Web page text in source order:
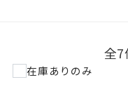
全
在庫ありのみ